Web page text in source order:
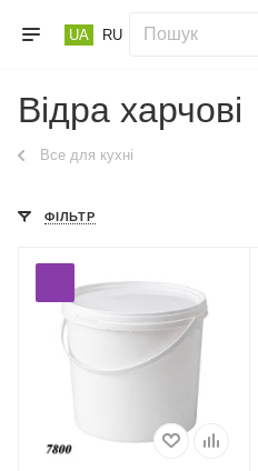
UA RU
Відра харчові
Все для кухні
ФІЛЬТР